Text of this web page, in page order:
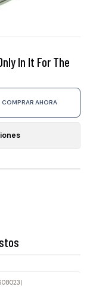
In It For The
COMPRAR AHORA
|